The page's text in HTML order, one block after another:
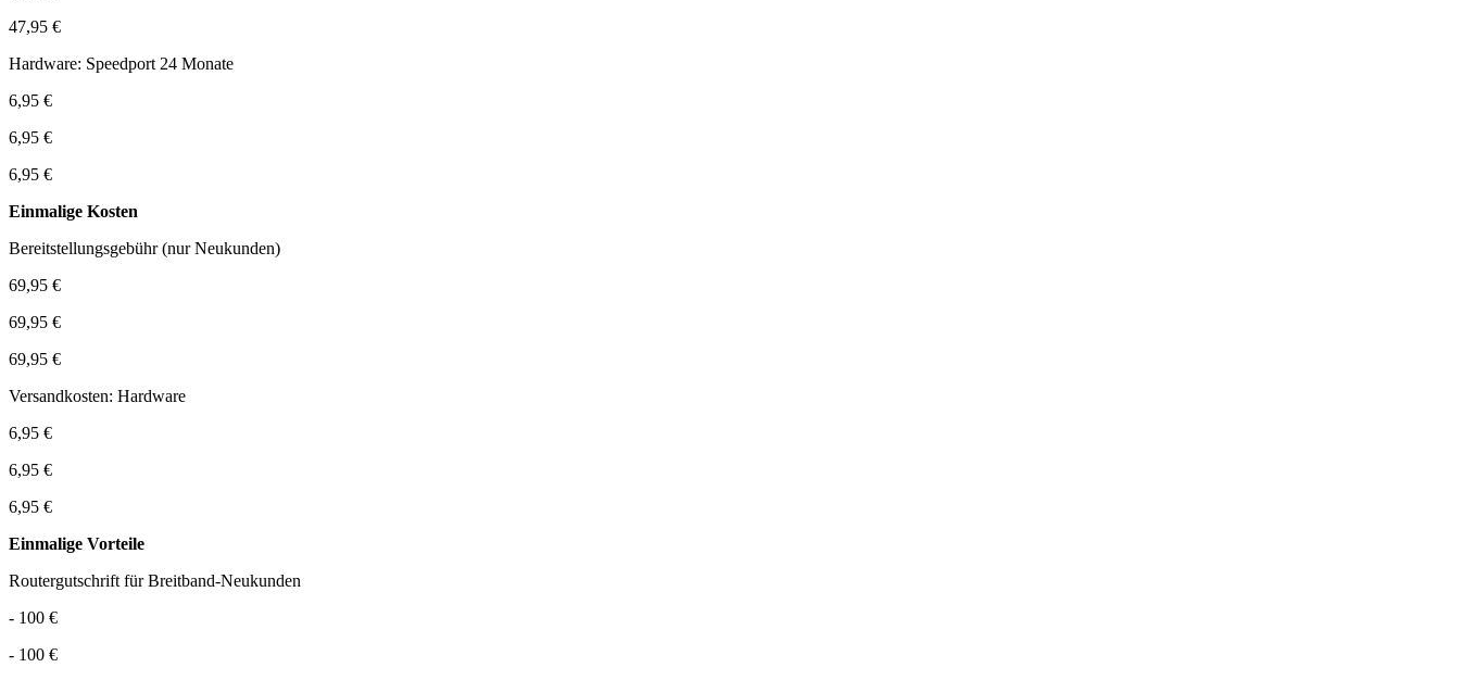
47,95 €
Hardware: Speedport 24 Monate
6,95 €
6,95 €
6,95 €
Einmalige Kosten
Bereitstellungsgebühr (nur Neukunden)
69,95 €
69,95 €
69,95 €
Versandkosten: Hardware
6,95 €
6,95 €
6,95 €
Einmalige Vorteile
Routergutschrift für Breitband-Neukunden
- 100 €
- 100 €